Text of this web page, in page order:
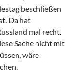
beschließen
Da hat
mal recht.
Sache nicht mit
wäre